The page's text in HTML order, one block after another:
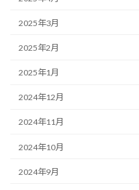
2025年3月
2025年2月
2025年1月
2024年12月
2024年11月
2024年10月
2024年9月